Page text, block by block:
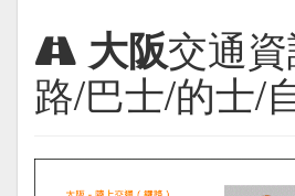
大阪交通
路/巴士/的士/